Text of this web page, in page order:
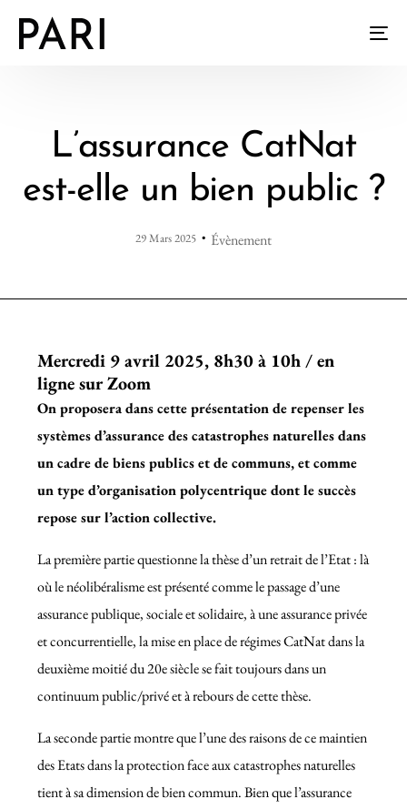
L’assurance CatNat
est-elle un bien public ?
29 Mars 2025 Évènement
Mercredi 9 avril 2025, 8h30 à 10h / en
ligne sur Zoom
On proposera dans cette présentation de repenser les
systèmes d’assurance des catastrophes naturelles dans
un cadre de biens publics et de communs, et comme
un type d’organisation polycentrique dont le succès
repose sur l’action collective.
La première partie questionne la thèse d’un retrait de l’Etat : là
où le néolibéralisme est présenté comme le passage d’une
assurance publique, sociale et solidaire, à une assurance privée
et concurrentielle, la mise en place de régimes CatNat dans la
deuxième moitié du 20e siècle se fait toujours dans un
continuum public/privé et à rebours de cette thèse.
La seconde partie montre que l’une des raisons de ce maintien
des Etats dans la protection face aux catastrophes naturelles
tient à sa dimension de bien commun. Bien que l’assurance